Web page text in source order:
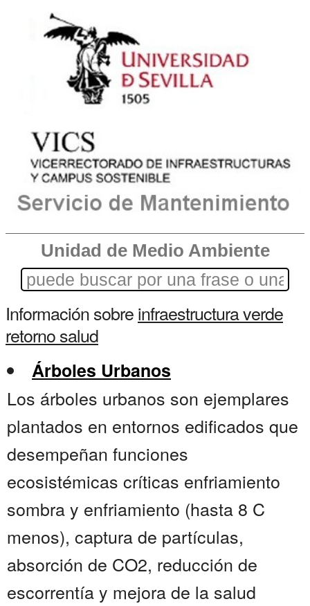
Unidad de Medio Ambiente
Información sobreinfraestructura verde
retorno salud
Árboles Urbanos
Los árboles urbanos son ejemplares
plantados en entornos edificados que
desempeñan funciones
ecosistémicas críticas enfriamiento
sombra y enfriamiento (hasta 8 C
menos), captura de partículas,
absorción de CO2, reducción de
escorrentía y mejora de la salud